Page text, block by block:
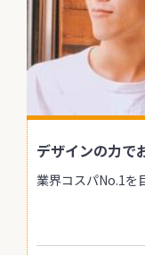
デザインの力で
業界コスパNo.1を